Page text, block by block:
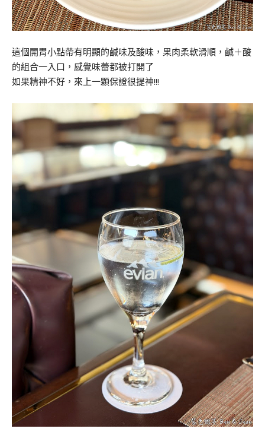
這個開胃小點帶有明顯的鹹味及酸味，果肉柔軟滑順，鹹＋酸
的組合一入口，感覺味蕾都被打開了
如果精神不好，來上一顆保證很提神!!!